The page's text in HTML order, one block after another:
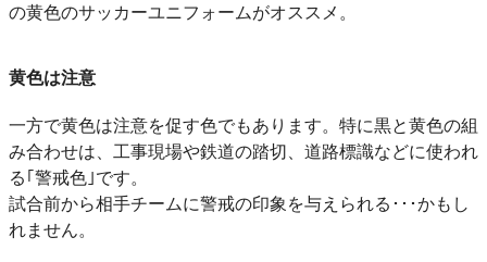
の黄色のサッカーユニフォームがオススメ。
黄色は注意
一方で黄色は注意を促す色でもあります。特に黒と黄色の組
み合わせは、工事現場や鉄道の踏切、道路標識などに使われ
る｢警戒色｣です。
試合前から相手チームに警戒の印象を与えられる･･･かもし
れません。